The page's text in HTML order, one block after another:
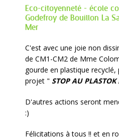
Eco-citoyenneté - école
Godefroy de Bouillon La
Mer
C'est avec une joie non
de CM1-CM2 de Mme
gourde en plastique
projet " STOP AU PLASTOK
D'autres actions seront
:)
Félicitations à tous !! et en